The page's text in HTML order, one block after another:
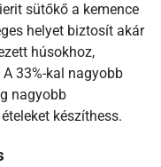
sütőkő a kemence
helyet biztosít akár
húsokhoz,
33%-kal nagyobb
nagyobb
készíthess.